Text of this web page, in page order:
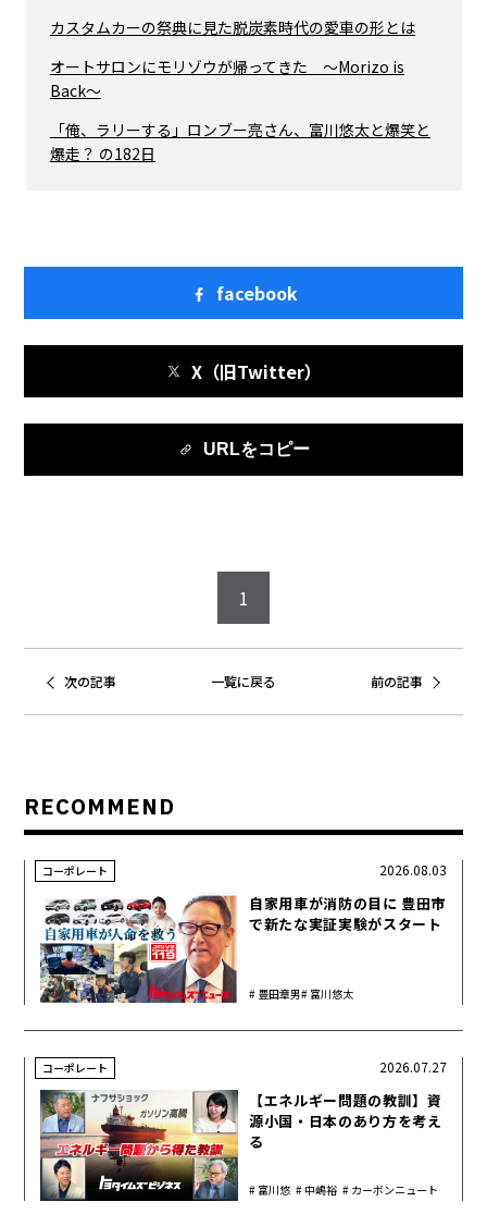
カスタムカーの祭典に見た脱炭素時代の愛車の形とは
オートサロンにモリゾウが帰ってきた ～Morizo is
Back～
「俺、ラリーする」ロンブー亮さん、富川悠太と爆笑と
爆走？ の182日
facebook
X（旧Twitter）
URLをコピー
1
次の記事 一覧に戻る 前の記事
RECOMMEND
コーポレート
自家用車が消防の目に 豊田市
で新たな実証実験がスタート
豊田章男 富川悠太
2026.08.03
コーポレート
【エネルギー問題の教訓】資
源小国・日本のあり方を考え
る
富川悠
中嶋裕
カーボンニュート
2026.07.27